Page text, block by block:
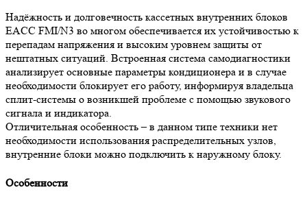
Надёжность и долговечность кассетных внутренних блоков
EACC FMI/N3 во многом обеспечивается их устойчивостью к
перепадам напряжения и высоким уровнем защиты от
нештатных ситуаций. Встроенная система самодиагностики
анализирует основные параметры кондиционера и в случае
необходимости блокирует его работу, информируя владельца
сплит-системы о возникшей проблеме с помощью звукового
сигнала и индикатора.
Отличительная особенность – в данном типе техники нет
необходимости использования распределительных узлов,
внутренние блоки можно подключить к наружному блоку.
Особенности